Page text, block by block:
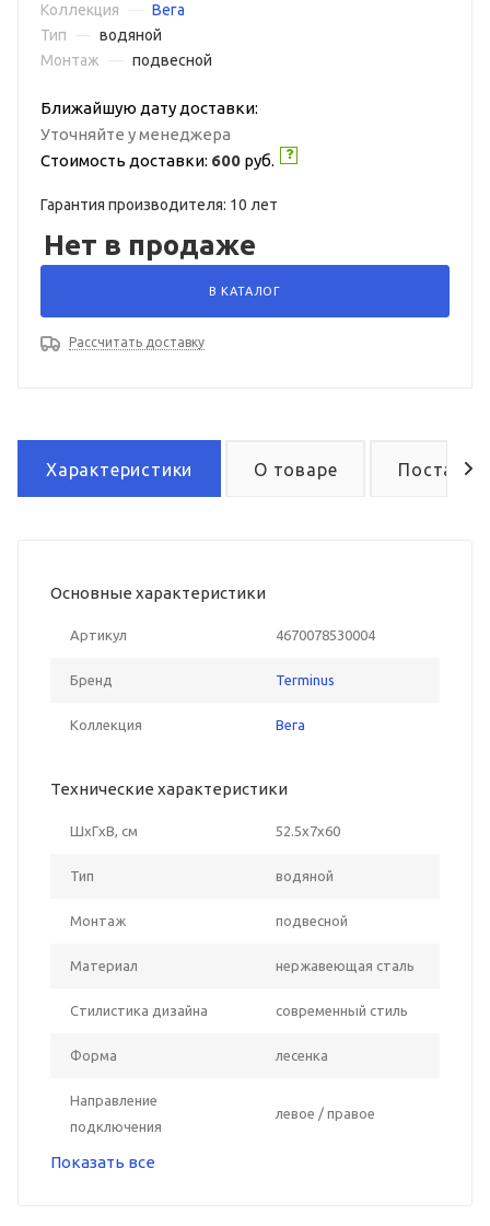
Коллекция
Вега
Тип
водяной
Монтаж
подвесной
Ближайшую дату доставки:
Уточняйте у менеджера
Стоимость доставки: 600 руб.
Гарантия производителя: 10 лет
Нет в продаже
В КАТАЛОГ
Рассчитать доставку
Характеристики О товаре Поставка
Основные характеристики
Артикул 4670078530004
Бренд Terminus
Коллекция Вега
Технические характеристики
ШxГxВ, см 52.5x7x60
Тип водяной
Монтаж подвесной
Материал нержавеющая сталь
Стилистика дизайна современный стиль
Форма лесенка
Направление
подключения
левое / правое
Показать все